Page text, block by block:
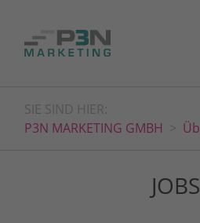
SIE SIND HIER:
P3N MARKETING GMBH
JOBS